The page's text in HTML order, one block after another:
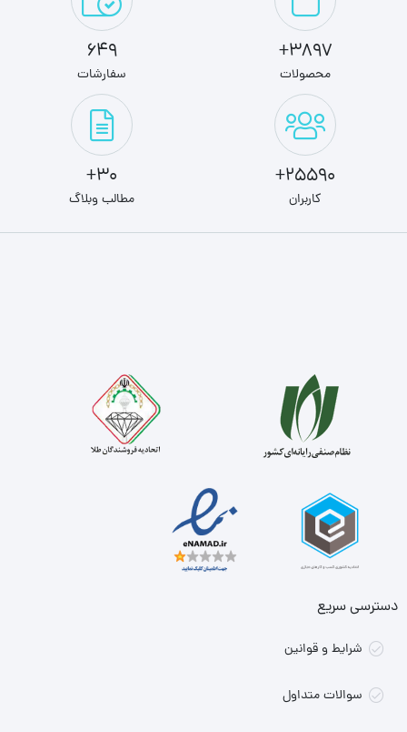
3897+
محصولات
649
سفارشات
25590+
کاربران
30+
مطالب وبلاگ
دسترسی سریع
شرایط و قوانین
سوالات متداول